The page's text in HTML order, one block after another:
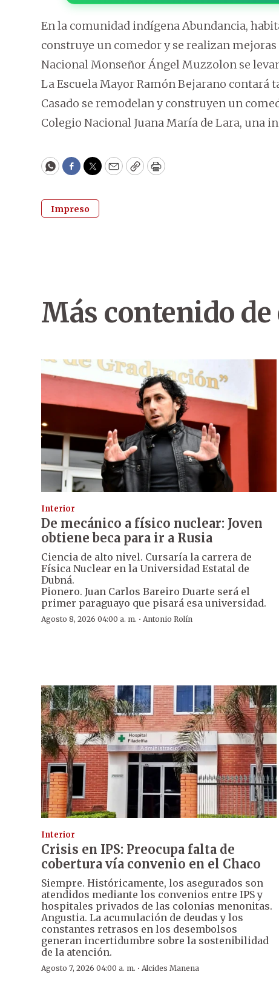
En la comunidad indígena Abundancia,
construye un comedor y se realizan
Nacional Monseñor Ángel Muzzolon se
La Escuela Mayor Ramón Bejarano contará
Casado se remodelan y construyen un
Colegio Nacional Juana María de Lara, una
WhatsApp
Facebook
Twitter
EmailCopyPrint
Impreso
Más contenido de
Interior
De mecánico a físico nuclear: Joven
obtiene beca para ir a Rusia
Ciencia de alto nivel. Cursaría la carrera de
Física Nuclear en la Universidad Estatal de
Dubná.
Pionero. Juan Carlos Bareiro Duarte será el
primer paraguayo que pisará esa universidad.
Agosto 8, 2026 04:00 a. m. · Antonio Rolín
Interior
Crisis en IPS: Preocupa falta de
cobertura vía convenio en el Chaco
Siempre. Históricamente, los asegurados son
atendidos mediante los convenios entre IPS y
hospitales privados de las colonias menonitas.
Angustia. La acumulación de deudas y los
constantes retrasos en los desembolsos
generan incertidumbre sobre la sostenibilidad
de la atención.
Agosto 7, 2026 04:00 a. m. · Alcides Manena